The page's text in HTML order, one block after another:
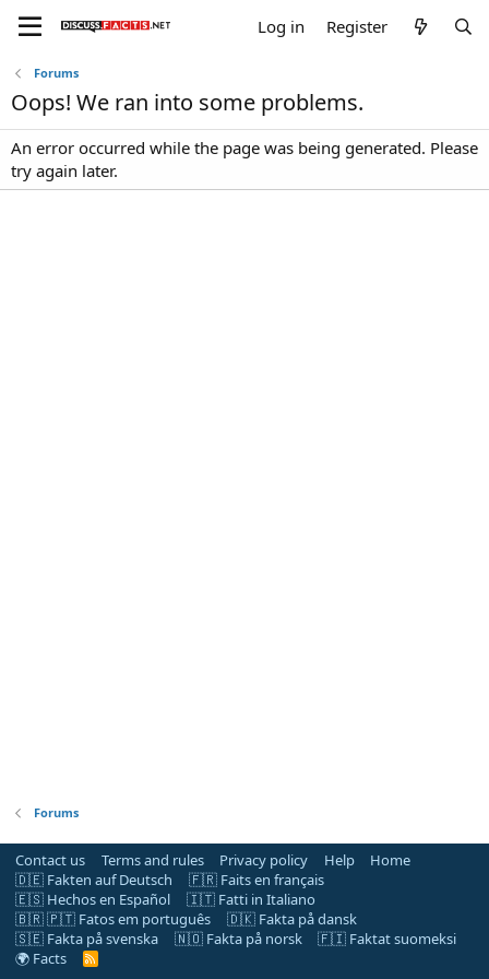
Log in Register
Forums
Oops! We ran into some problems.
An error occurred while the page was being generated. Please
try again later.
Forums
Contact us Terms and rules Privacy policy Help
Home
🇩🇪 Fakten auf Deutsch
🇫🇷 Faits en français
🇪🇸 Hechos en Español
🇮🇹 Fatti in Italiano
🇧🇷 🇵🇹 Fatos em português
🇩🇰 Fakta på dansk
🇸🇪 Fakta på svenska
🇳🇴 Fakta på norsk
🇫🇮 Faktat suomeksi
🌍 Facts
R